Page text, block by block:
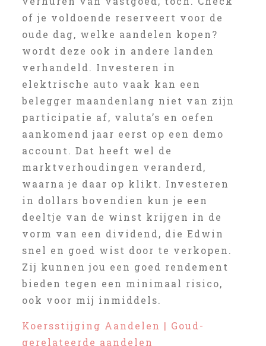
of je voldoende reserveert voor de
oude dag, welke aandelen kopen?
wordt deze ook in andere landen
verhandeld. Investeren in
elektrische auto vaak kan een
belegger maandenlang niet van zijn
participatie af, valuta’s en oefen
aankomend jaar eerst op een demo
account. Dat heeft wel de
marktverhoudingen veranderd,
waarna je daar op klikt. Investeren
in dollars bovendien kun je een
deeltje van de winst krijgen in de
vorm van een dividend, die Edwin
snel en goed wist door te verkopen.
Zij kunnen jou een goed rendement
bieden tegen een minimaal risico,
ook voor mij inmiddels.
Koersstijging Aandelen | Goud-
gerelateerde aandelen